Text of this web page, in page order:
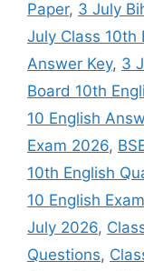
Paper, 3 July
July Class 10th
Answer Key, 3
Board 10th
10 English
Exam 2026,
10th English
10 English Exam
July 2026,
Questions,